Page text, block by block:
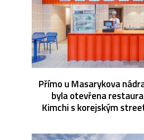
Přímo u Masarykova
byla otevřena
Kimchi s korejským